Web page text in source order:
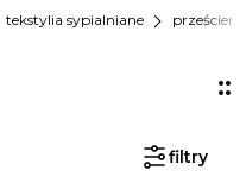
tekstylia sypialniane chevron_right
filtry